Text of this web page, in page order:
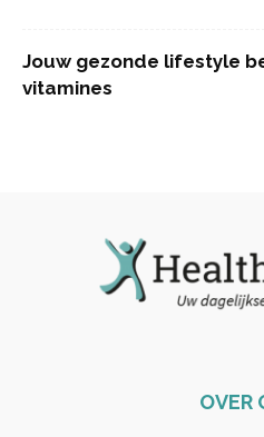
Jouw gezonde lifestyle
vitamines
OVER